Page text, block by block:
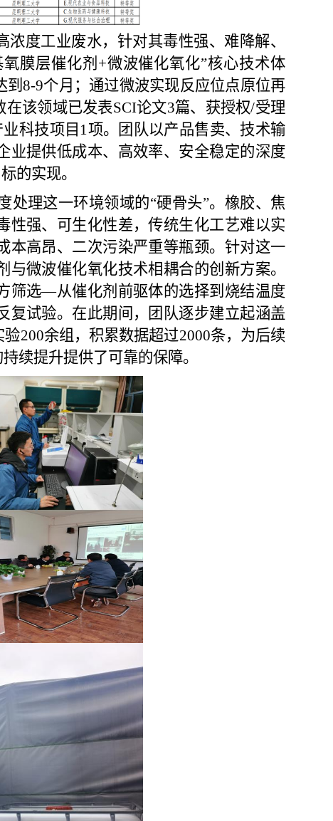
度工业废水，针对其毒性强、难降解、
膜层催化剂+微波催化氧化”核心技术体
到8-9个月；通过微波实现反应位点原位再
该领域已发表SCI论文3篇、获授权/受理
科技项目 1项。团队以产品售卖、技术输
业提供低成本、高效率、安全稳定的深度
的实现。
处理这一环境领域的“硬骨头”。橡胶、焦
性强、可生化性差，传统生化工艺难以实
本高昂、二次污染严重等瓶颈。针对这一
微波催化氧化技术相耦合的创新方案。
筛选—从催化剂前驱体的选择到 烧结温度
复试验。在此期间，团队逐步建立起涵盖
验200余组，积累数据超过2000条，为后续
续提升提供了可靠的保障。